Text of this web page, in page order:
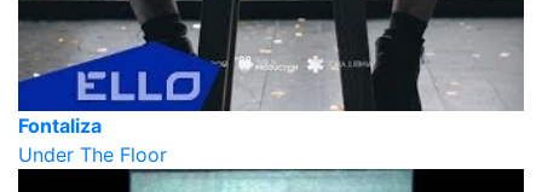
Fontaliza
Under The Floor